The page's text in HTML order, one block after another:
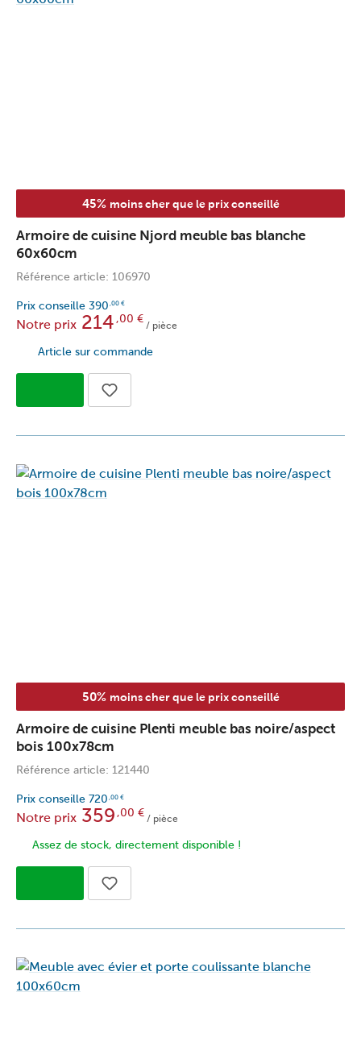
45% moins cher que le prix conseillé
Armoire de cuisine Njord meuble bas blanche
60x60cm
Référence article: 106970
Prix conseille 390 ,00 €
Notre prix 214 ,00 €
/ pièce
Article sur commande
50% moins cher que le prix conseillé
Armoire de cuisine Plenti meuble bas noire/aspect
bois 100x78cm
Référence article: 121440
Prix conseille 720 ,00 €
Notre prix 359 ,00 €
/ pièce
Assez de stock, directement disponible !